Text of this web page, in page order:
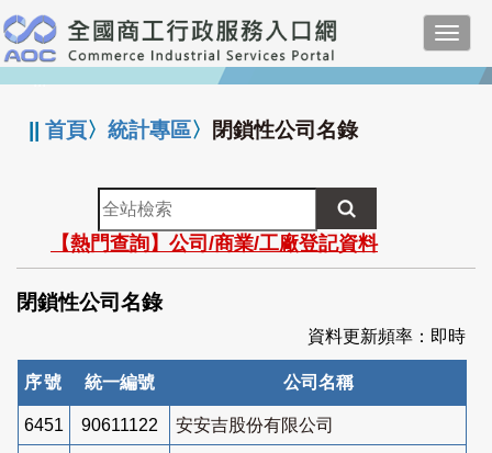
跳
到
主
要
:::
||首頁〉統計專區〉 閉鎖性公司名錄
全
站
檢
索
【熱門查詢】公司/商業/工廠登記資料
閉鎖性公司名錄
資料更新頻率：即時
序號 統一編號 公司名稱
6451 90611122 安安吉股份有限公司